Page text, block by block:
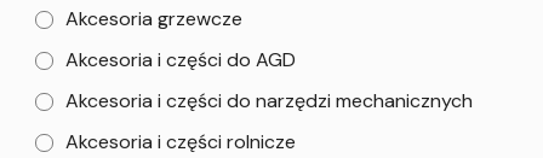
Akcesoria grzewcze
Akcesoria i części do AGD
Akcesoria i części do narzędzi mechanicznych
Akcesoria i części rolnicze